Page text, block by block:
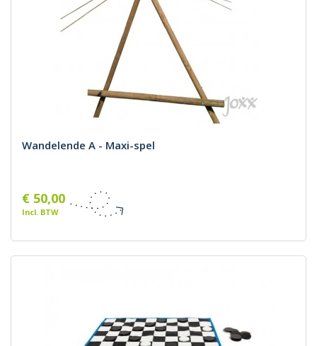
Wandelende A - Maxi-spel
€ 50,00
Incl. BTW